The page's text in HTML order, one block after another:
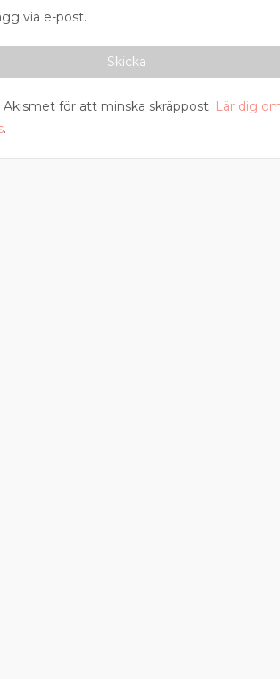
via e-post.
för att minska skräppost. Lär dig
.